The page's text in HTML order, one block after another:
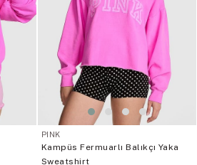
PINK
Kampüs Fermuarlı Balıkçı Yaka
Sweatshirt